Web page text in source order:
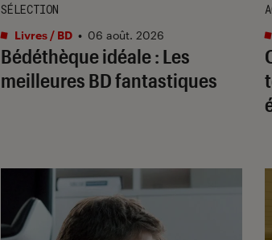
Bédéthèque idéale : Les
meilleures BD fantastiques
SÉLECTION
Livres / BD • 06 août. 2026